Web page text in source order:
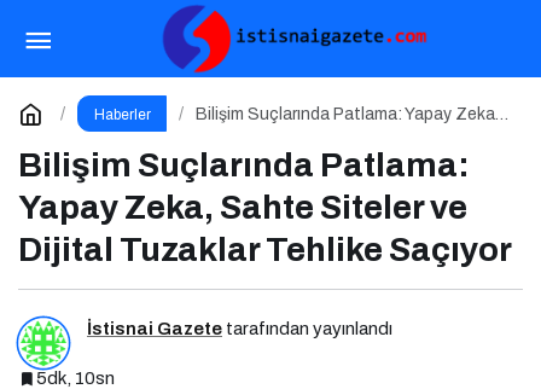
Haberler
Bilişim Suçlarında Patlama: Yapay Zeka,
Saçıyor
Bilişim Suçlarında Patlama:
Yapay Zeka, Sahte Siteler ve
Dijital Tuzaklar Tehlike Saçıyor
İstisnai Gazete tarafından yayınlandı
5dk, 10sn
Mitsubishi Heavy Klima Bayi
Yorum Yap